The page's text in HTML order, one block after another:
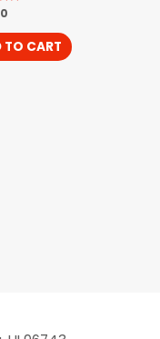
TO CART